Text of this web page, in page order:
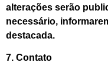
alterações serão
necessário,
destacada.
7. Contato